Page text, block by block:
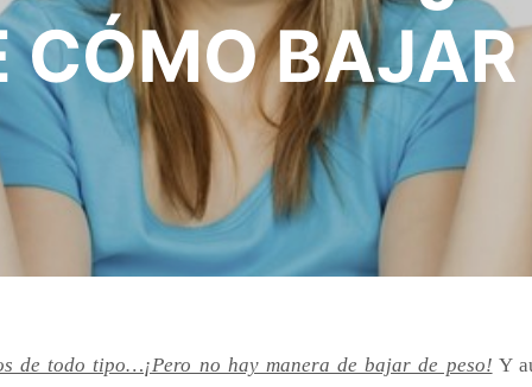
CÓMO BAJAR
de todo tipo…¡Pero no hay manera de bajar de peso! Y